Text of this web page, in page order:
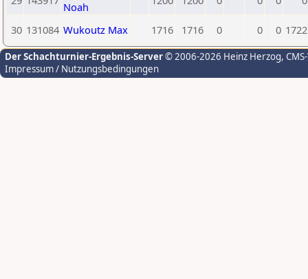
Noah
30 131084 Wukoutz Max 1716 1716 0 0 0 1722
Der Schachturnier-Ergebnis-Server© 2006-2026 Heinz Herzog,
Impressum / Nutzungsbedingungen